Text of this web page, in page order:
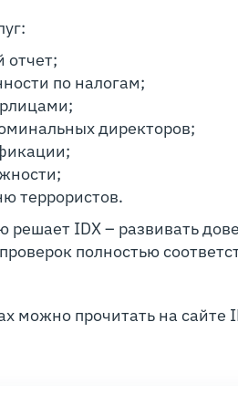
отчет;
по налогам;
директоров;
террористов.
решает IDX – развивать
полностью
можно прочитать на сайте